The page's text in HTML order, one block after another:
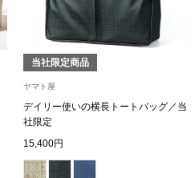
ブレスレット
当社限定商品
ヤマト屋
デイリー使いの横長トートバッグ／当
社限定
15,400円